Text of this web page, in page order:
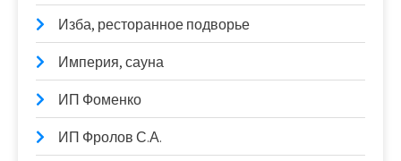
Изба, ресторанное подворье
Империя, сауна
ИП Фоменко
ИП Фролов С.А.